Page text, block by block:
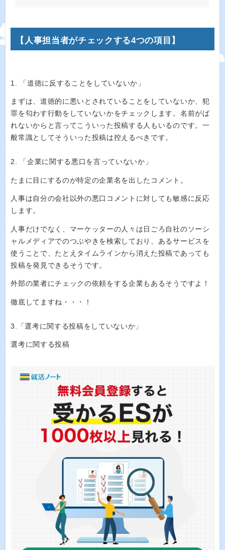
【人事担当者がチェックする4つの項目】
1. 「道徳に反することをしていないか」
まずは、道徳的に悪いとされていることをしていないか、犯
罪を匂わす行動をしていないかをチェックします。名前がば
れないからと言ってこういった投稿する人もいるのです。一
般常識としてそういった投稿は控えるべきです。
2. 「企業に関する悪口を言っていないか」
たまに目にするのが特定の企業名を出したコメント。
人事は自分の会社以外の悪口コメントに対しても敏感に反応
します。
人事だけでなく、マーケッターの人々は日ごろ自社のソーシ
ャルメディアでのつぶやきを検索しており、あるサービスを
使うことで、たとえタイムラインから消えた投稿であっても
投稿を発見できるそうです。
外部の業者にチェックの依頼をする企業もあるそうですよ！
徹底してますね・・・！
3.「選考に関する投稿をしていないか」
選考に関する投稿